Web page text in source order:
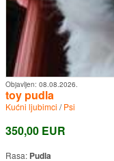
Objavljen: 08.08.2026.
toy pudla
Kućni ljubimci /Psi
350,00 EUR
Rasa: Pudla